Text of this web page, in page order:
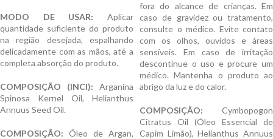
MODO DE USAR: Aplicar
quantidade suficiente do produto
na região desejada, espalhando
delicadamente com as mãos, até a
completa absorção do produto.
COMPOSIÇÃO (INCI): Arganina
Spinosa Kernel Oil, Helianthus
Annuus Seed Oil.
COMPOSIÇÃO: Óleo de Argan,
fora do alcance de crianças. Em
caso de gravidez ou tratamento,
consulte o médico. Evite contato
com os olhos, ouvidos e áreas
sensíveis. Em caso de irritação
descontinue o uso e procure um
médico. Mantenha o produto ao
abrigo da luz e do calor.
COMPOSIÇÃO: Cymbopogon
Citratus Oil (Óleo Essencial de
Capim Limão), Helianthus Annuus